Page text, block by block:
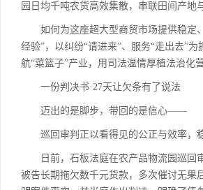
园日均千吨农货高效集散，串联田间产
如何为这座超大型商贸市场提供稳定、
经验”，以纠纷“请进来”、服务“走出去”
航“菜篮子”产业，用司法温情厚植法治化
一份判决书·27天让欠条有了说法
迈出的是脚步，带回的是信心——
巡回审判正以看得见的公正与效率，
日前，石板法庭在农产品物流园巡回审
被告长期拖欠数千元货款，多次催讨无果